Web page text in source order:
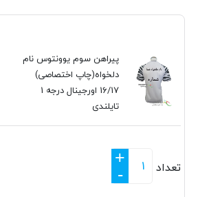
پیراهن سوم یوونتوس نام
دلخواه(چاپ اختصاصی)
16/17 اورجینال درجه 1
تایلندی
تعداد
+
-